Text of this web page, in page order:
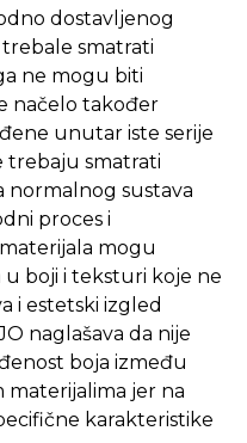
dostavljenog
smatrati
ne mogu biti
načelo također
unutar iste serije
trebaju smatrati
normalnog sustava
proces i
mogu
boji i teksturi koje ne
i estetski izgled
naglašava da nije
boja između
materijalima jer na
karakteristike